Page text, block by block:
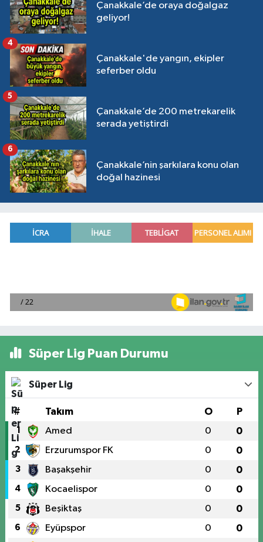
Çanakkale’de oraya doğalgaz
geliyor!
Çanakkale'de yangın, ekipler
seferber oldu
4
Çanakkale’de 200 metrekarelik
serada yetiştirdi
5
Çanakkale’nin şarkılara konu olan
doğal hazinesi
6
Süper Lig Puan Durumu
Süper Lig
# Takım O P
1 Amed 0 0
2 Erzurumspor FK 0 0
3 Başakşehir 0 0
4 Kocaelispor 0 0
5 Beşiktaş 0 0
6 Eyüpspor 0 0